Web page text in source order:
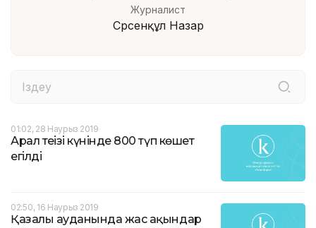
Журналист
Сәрсенқұл Назар
01:02, 28 Наурыз 2019
Арал теңізі күнінде 800 түп көшет
егілді
02:50, 16 Наурыз 2019
Қазалы ауданында жас ақындар